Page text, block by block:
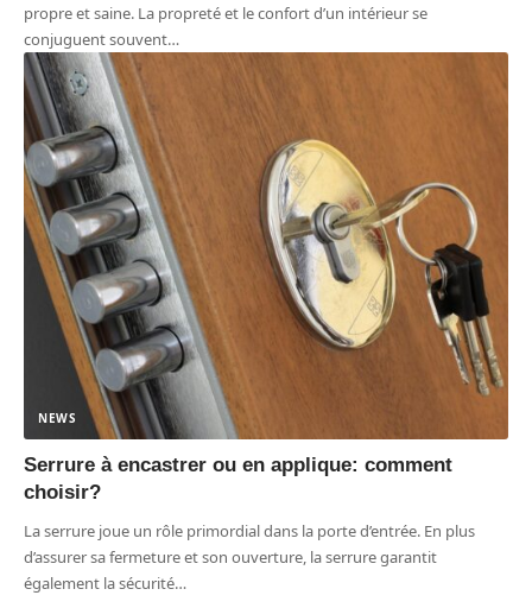
propre et saine. La propreté et le confort d’un intérieur se
conjuguent souvent…
NEWS
Serrure à encastrer ou en applique: comment
choisir?
La serrure joue un rôle primordial dans la porte d’entrée. En plus
d’assurer sa fermeture et son ouverture, la serrure garantit
également la sécurité…